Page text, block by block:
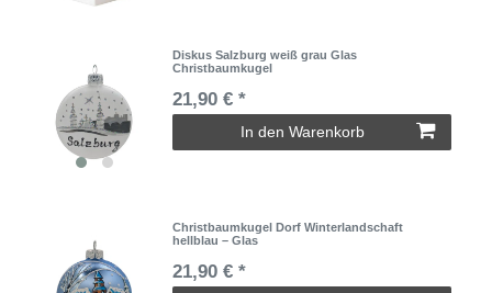
Diskus Salzburg weiß grau Glas
Christbaumkugel
21,90 € *
In den Warenkorb
Christbaumkugel Dorf Winterlandschaft
hellblau – Glas
21,90 € *